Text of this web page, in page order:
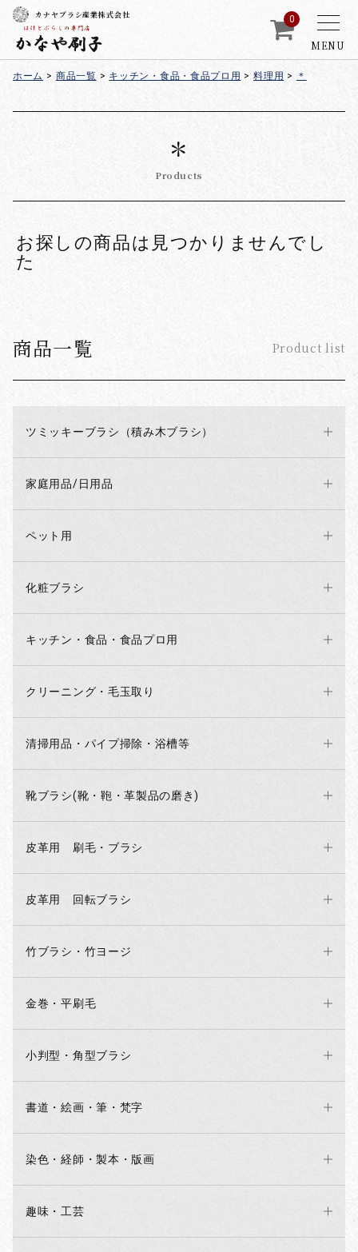
MENU
カナヤブラシ産業株式会社 0
ホーム > 商品一覧 > キッチン・食品・食品プロ用 > 料理用 > ＊
商品一覧 Product list
ツミッキーブラシ（積み木ブラシ）
家庭用品/日用品
ペット用
化粧ブラシ
キッチン・食品・食品プロ用
クリーニング・毛玉取り
清掃用品・パイプ掃除・浴槽等
靴ブラシ(靴・鞄・革製品の磨き)
皮革用 刷毛・ブラシ
皮革用 回転ブラシ
竹ブラシ・竹ヨージ
金巻・平刷毛
小判型・角型ブラシ
書道・絵画・筆・梵字
染色・経師・製本・版画
趣味・工芸
＊
Products
お探しの商品は見つかりませんでし
た